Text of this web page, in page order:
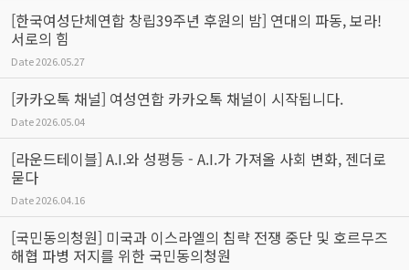
[한국여성단체연합 창립39주년 후원의 밤] 연대의 파동, 보라!
서로의 힘
Date2026.05.27
[카카오톡 채널] 여성연합 카카오톡 채널이 시작됩니다.
Date2026.05.04
[라운드테이블] A.I.와 성평등 - A.I.가 가져올 사회 변화, 젠더로
묻다
Date2026.04.16
[국민동의청원] 미국과 이스라엘의 침략 전쟁 중단 및 호르무즈
해협 파병 저지를 위한 국민동의청원